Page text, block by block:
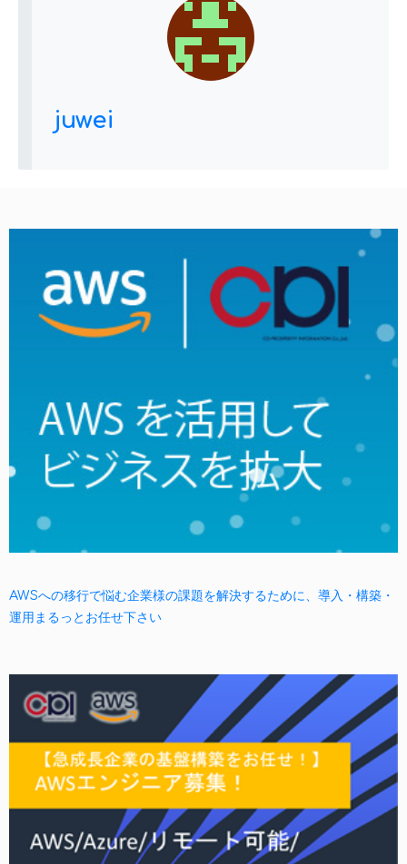
AWSへの移行で悩む企業様の課題を解決するために、導入・構築・
運用まるっとお任せ下さい
juwei